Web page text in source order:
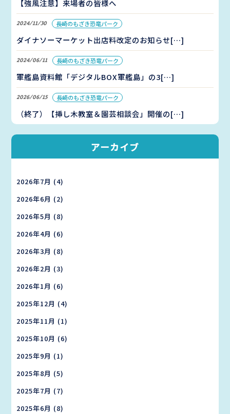
【強風注意】来場者の皆様へ
2024/11/30 長崎のもざき恐竜パーク
ダイナソーマーケット出店料改定のお知らせ[…]
2024/06/11 長崎のもざき恐竜パーク
軍艦島資料館「デジタルBOX軍艦島」の3[…]
2026/06/15 長崎のもざき恐竜パーク
（終了）【挿し木教室＆園芸相談会」開催の[…]
アーカイブ
2026年7月 (4)
2026年6月 (2)
2026年5月 (8)
2026年4月 (6)
2026年3月 (8)
2026年2月 (3)
2026年1月 (6)
2025年12月 (4)
2025年11月 (1)
2025年10月 (6)
2025年9月 (1)
2025年8月 (5)
2025年7月 (7)
2025年6月 (8)